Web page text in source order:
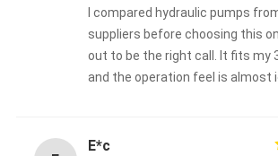
I compared hydraulic pumps
suppliers before choosing this
out to be the right call. It fits my
and the operation feel is almost
E*c